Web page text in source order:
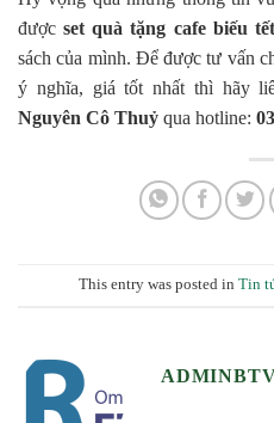
đượcset quà tặng cafe biếu
sách của mình. Để được tư vấn
ý nghĩa, giá tốt nhất thì hãy
Nguyên Cô Thuỷ qua hotline:
This entry was posted in Tin